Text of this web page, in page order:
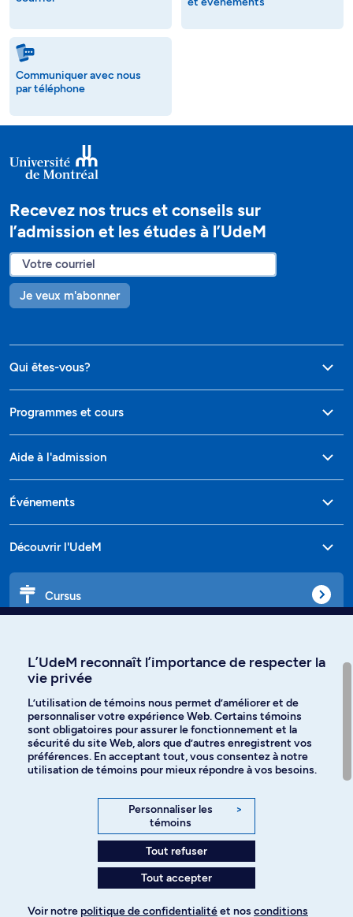
Communiquer avec nous
par téléphone
Recevez nos trucs et conseils sur
l’admission et les études à l’UdeM
Je veux m'abonner
Qui êtes-vous?
Programmes et cours
Aide à l'admission
Événements
Découvrir l'UdeM
Cursus
Langues
Facebook Instagram
YouTube
Politique de confidentialité
L’UdeM reconnaît l’importance de respecter la
vie privée
L’utilisation de témoins nous permet d’améliorer et de
personnaliser votre expérience Web. Certains témoins
sont obligatoires pour assurer le fonctionnement et la
sécurité du site Web, alors que d’autres enregistrent vos
préférences. En acceptant tout, vous consentez à notre
utilisation de témoins pour mieux répondre à vos besoins.
Personnaliser les
témoins
>
Tout refuser
Tout accepter
Voir notre politique de confidentialitéet nos conditions